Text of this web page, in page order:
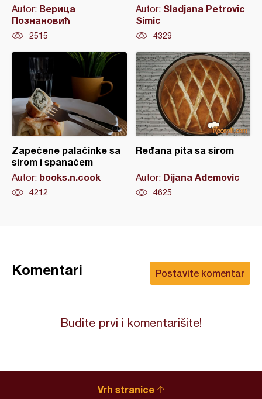
Autor: Верица
Познановић
2515
Autor: Sladjana Petrovic
Simic
4329
Zapečene palačinke sa
sirom i spanaćem
Autor: books.n.cook
4212
Ređana pita sa sirom
Autor: Dijana Ademovic
4625
Postavite komentar
Komentari
Budite prvi i komentarišite!
Vrh stranice